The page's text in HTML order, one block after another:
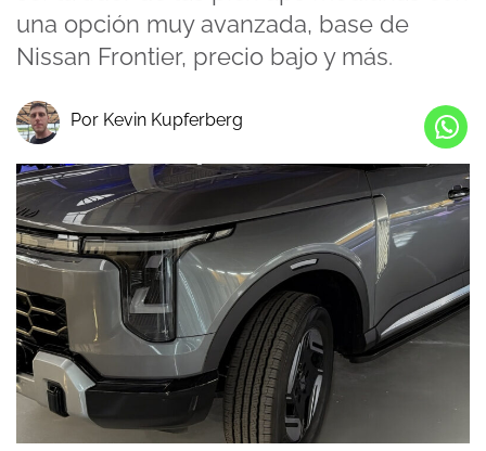
una opción muy avanzada, base de
Nissan Frontier, precio bajo y más.
Por Kevin Kupferberg